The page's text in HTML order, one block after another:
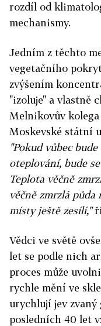
rozdíl od
mechanismy.
Jedním z těchto
vegetačního
zvýšením
"izoluje" a vlastně
Melnikovův
Moskevské státní
"Pokud vůbec
oteplování, bude
Teplota věčně
věčně zmrzlá
místy ještě zesílí,"
Vědci ve světě
let se podle nich
proces může
rychle mění ve
urychlují jev zvaný
posledních 40 let